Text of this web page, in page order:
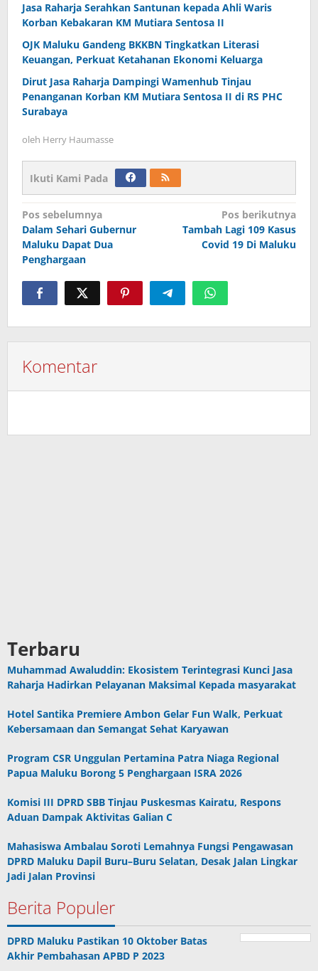
Jasa Raharja Serahkan Santunan kepada Ahli Waris
Korban Kebakaran KM Mutiara Sentosa II
OJK Maluku Gandeng BKKBN Tingkatkan Literasi
Keuangan, Perkuat Ketahanan Ekonomi Keluarga
Dirut Jasa Raharja Dampingi Wamenhub Tinjau
Penanganan Korban KM Mutiara Sentosa II di RS PHC
Surabaya
oleh Herry Haumasse
Ikuti Kami Pada
Navigasi
pos
Pos sebelumnya
Dalam Sehari Gubernur
Maluku Dapat Dua
Penghargaan
Pos berikutnya
Tambah Lagi 109 Kasus
Covid 19 Di Maluku
Komentar
Terbaru
Muhammad Awaluddin: Ekosistem Terintegrasi Kunci Jasa
Raharja Hadirkan Pelayanan Maksimal Kepada masyarakat
Hotel Santika Premiere Ambon Gelar Fun Walk, Perkuat
Kebersamaan dan Semangat Sehat Karyawan
Program CSR Unggulan Pertamina Patra Niaga Regional
Papua Maluku Borong 5 Penghargaan ISRA 2026
Komisi III DPRD SBB Tinjau Puskesmas Kairatu, Respons
Aduan Dampak Aktivitas Galian C
Mahasiswa Ambalau Soroti Lemahnya Fungsi Pengawasan
DPRD Maluku Dapil Buru–Buru Selatan, Desak Jalan Lingkar
Jadi Jalan Provinsi
Berita Populer
DPRD Maluku Pastikan 10 Oktober Batas
Akhir Pembahasan APBD P 2023